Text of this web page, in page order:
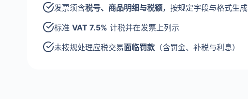
发票须含税号、商品明细与税额，按规定字段与格式生成
标准 VAT 7.5% 计税并在发票上列示
未按规处理应税交易面临罚款 （含罚金、补税与利息）